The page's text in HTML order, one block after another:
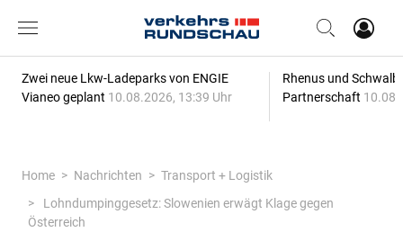
Zwei neue Lkw-Ladeparks von ENGIE
Vianeo geplant 10.08.2026, 13:39 Uhr
Rhenus und
Partnerschaft
Home Nachrichten
Transport + Logistik
Lohndumpinggesetz: Slowenien erwägt Klage gegen
Österreich